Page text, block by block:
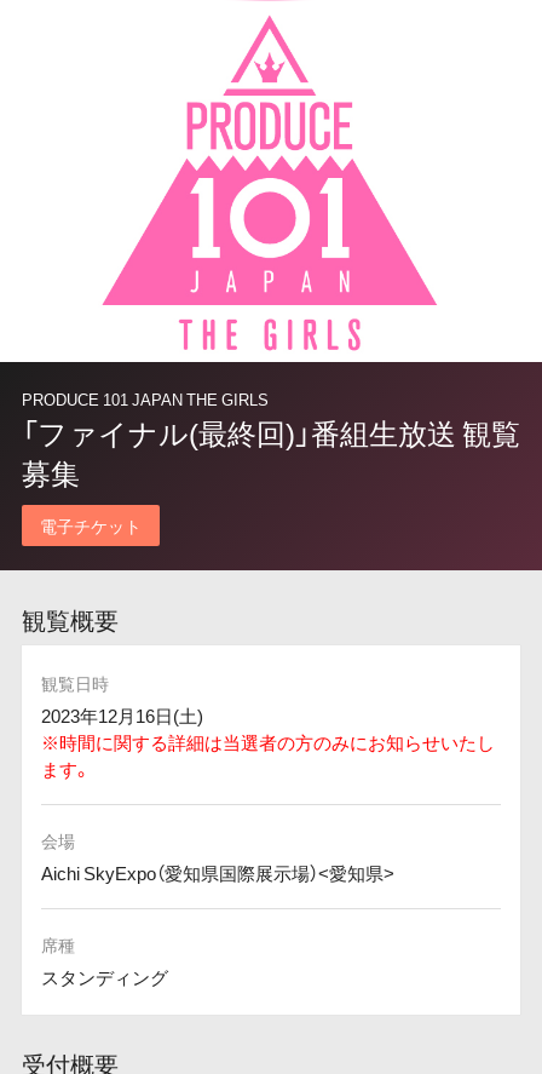
PRODUCE 101 JAPAN THE GIRLS
「ファイナル(最終回)」番組生放送 観覧
募集
電子チケット
観覧概要
観覧日時
2023年12月16日(土)
※時間に関する詳細は当選者の方のみにお知らせいたし
ます。
会場
Aichi SkyExpo（愛知県国際展示場）<愛知県>
席種
スタンディング
受付概要